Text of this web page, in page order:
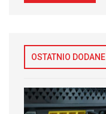
OSTATNIO DODANE